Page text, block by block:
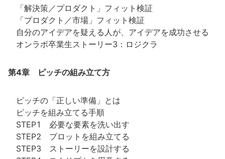
「解決策／プロダクト」フィット検証
「プロダクト／市場」フィット検証
自分のアイデアを疑える人が、アイデアを成功させる
オンラボ卒業生ストーリー3：ロジクラ
第4章 ピッチの組み立て方
ピッチの「正しい準備」とは
ピッチを組み立てる手順
STEP1 必要な要素を洗い出す
STEP2 プロットを組み立てる
STEP3 ストーリーを設計する